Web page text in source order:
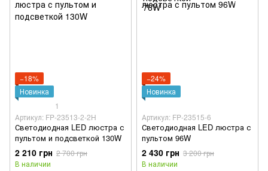
−18%
Новинка
1
Артикул: FP-23513-2-2H
Светодиодная LED люстра с
пультом и подсветкой 130W
2 210 грн 2 700 грн
В наличии
−24%
Новинка
Артикул: FP-23515-6
Светодиодная LED люстра с
пультом 96W
2 430 грн 3 200 грн
В наличии